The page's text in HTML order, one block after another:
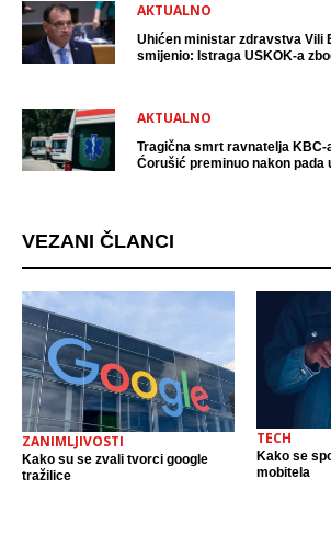
AKTUALNO
Uhićen ministar zdravstva Vili
smijenio: Istraga USKOK-a
AKTUALNO
Tragična smrt ravnatelja KBC-
Ćorušić preminuo nakon pada
VEZANI ČLANCI
ZANIMLJIVOSTI
Kako su se zvali tvorci google
tražilice
TECH
Kako se
mobitela